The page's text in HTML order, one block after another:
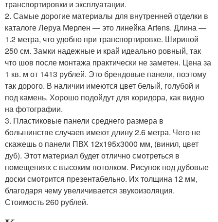
транспортировки и эксплуатации.
2. Самые дорогие материалы для внутренней отделки в
каталоге Леруа Мерлен — это линейка Artens. Длина —
1.2 метра, что удобно при транспортировке. Шириной
250 см. Замки надежные и край идеально ровный, так
что шов после монтажа практически не заметен. Цена за
1 кв. м от 1413 рублей. Это брендовые панели, поэтому
так дорого. В наличии имеются цвет белый, голубой и
под камень. Хорошо подойдут для коридора, как видно
на фотографии.
3. Пластиковые панели среднего размера в
большинстве случаев имеют длину 2.6 метра. Чего не
скажешь о панели ПВХ 12x195x3000 мм, (винил, цвет
дуб). Этот материал будет отлично смотреться в
помещениях с высоким потолком. Рисунок под дубовые
доски смотрится презентабельно. Их толщина 12 мм,
благодаря чему увеличивается звукоизоляция.
Стоимость 260 рублей.